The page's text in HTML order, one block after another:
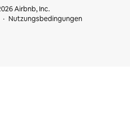
Airbnb, Inc.
Nutzungsbedingungen